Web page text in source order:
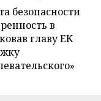
безопасности
в
главу ЕК